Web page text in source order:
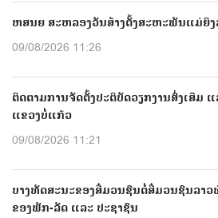
ຫສນຍ ສະຫລອງວັນສ້າງຕັ້ງສະຫະພັນແມ່ຍິງ
09/08/2026 11:26
ຕິດຕາມການຈັດຕັ້ງປະຕິບັດວຽກງານສົ່ງເສີມ
ແຂວງບໍ່ແກ້ວ
09/08/2026 11:21
ບາງທັດສະນະຂອງສື່ມວນຊົນຕໍ່ສື່ມວນຊົນລາວ
ຂອງພັກ-ລັດ ແລະ ປະຊາຊົນ